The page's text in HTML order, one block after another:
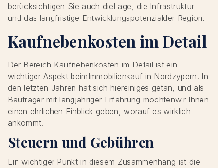
berücksichtigen Sie auch dieLage, die Infrastruktur
und das langfristige Entwicklungspotenzialder Region.
Kaufnebenkosten im Detail
Der Bereich Kaufnebenkosten im Detail ist ein
wichtiger Aspekt beimImmobilienkauf in Nordzypern. In
den letzten Jahren hat sich hiereiniges getan, und als
Bauträger mit langjähriger Erfahrung möchtenwir Ihnen
einen ehrlichen Einblick geben, worauf es wirklich
ankommt.
Steuern und Gebühren
Ein wichtiger Punkt in diesem Zusammenhang ist die